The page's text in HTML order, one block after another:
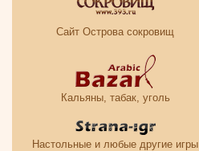
Сайт Острова сокровищ
Кальяны, табак, уголь
Настольные и любые другие игры